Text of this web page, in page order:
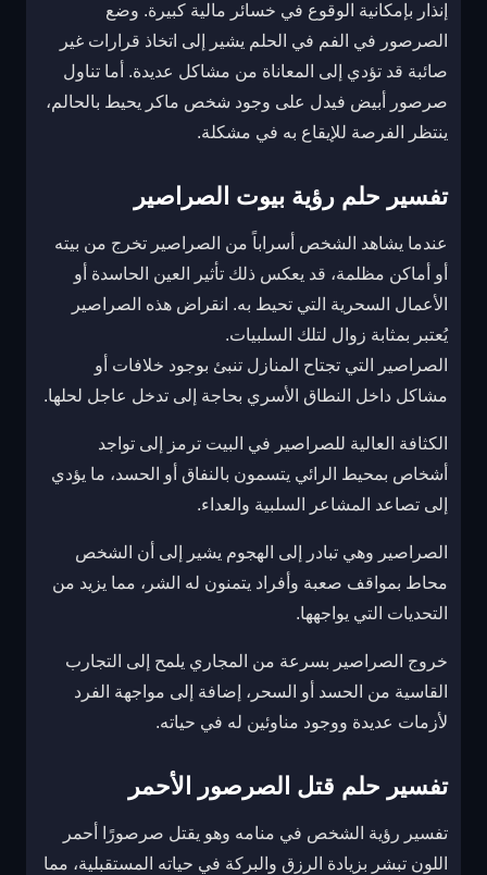
إنذار بإمكانية الوقوع في خسائر مالية كبيرة. وضع
الصرصور في الفم في الحلم يشير إلى اتخاذ قرارات غير
صائبة قد تؤدي إلى المعاناة من مشاكل عديدة. أما تناول
صرصور أبيض فيدل على وجود شخص ماكر يحيط بالحالم،
ينتظر الفرصة للإيقاع به في مشكلة.
تفسير حلم رؤية بيوت الصراصير
عندما يشاهد الشخص أسراباً من الصراصير تخرج من بيته
أو أماكن مظلمة، قد يعكس ذلك تأثير العين الحاسدة أو
الأعمال السحرية التي تحيط به. انقراض هذه الصراصير
يُعتبر بمثابة زوال لتلك السلبيات.
الصراصير التي تجتاح المنازل تنبئ بوجود خلافات أو
مشاكل داخل النطاق الأسري بحاجة إلى تدخل عاجل لحلها.
الكثافة العالية للصراصير في البيت ترمز إلى تواجد
أشخاص بمحيط الرائي يتسمون بالنفاق أو الحسد، ما يؤدي
إلى تصاعد المشاعر السلبية والعداء.
الصراصير وهي تبادر إلى الهجوم يشير إلى أن الشخص
محاط بمواقف صعبة وأفراد يتمنون له الشر، مما يزيد من
التحديات التي يواجهها.
خروج الصراصير بسرعة من المجاري يلمح إلى التجارب
القاسية من الحسد أو السحر، إضافة إلى مواجهة الفرد
لأزمات عديدة ووجود مناوئين له في حياته.
تفسير حلم قتل الصرصور الأحمر
تفسير رؤية الشخص في منامه وهو يقتل صرصورًا أحمر
اللون تبشر بزيادة الرزق والبركة في حياته المستقبلية، مما